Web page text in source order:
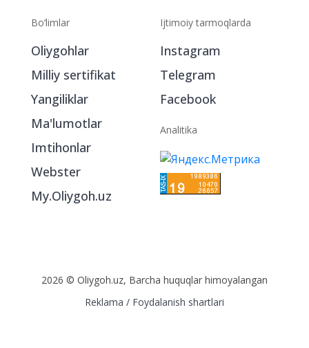
Bo‘limlar
Oliygohlar
Milliy sertifikat
Yangiliklar
Ma'lumotlar
Imtihonlar
Webster
My.Oliygoh.uz
Ijtimoiy tarmoqlarda
Instagram
Telegram
Facebook
Analitika
2026 © Oliygoh.uz, Barcha huquqlar himoyalangan
Reklama / Foydalanish shartlari